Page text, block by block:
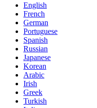
English
French
German
Portuguese
Spanish
Russian
Japanese
Korean
Arabic
Irish
Greek
Turkish